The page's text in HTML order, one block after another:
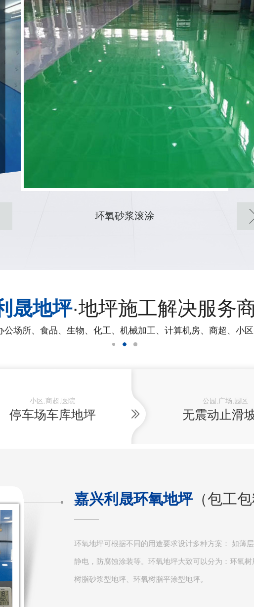
渗透剂地坪
晟地坪·地坪施工解决服务
公场所、食品、生物、化工、机械加工、计算机房、商超、小
小区,商超,医院
停车场车库地坪
公园,广场,园区
无震动止滑
嘉兴利晟环氧地坪（包工包
环氧地坪可根据不同的用途要求设计多种方案 ： 如薄
静电，防腐蚀涂装等。环氧地坪大致可以分为：环氧
树脂砂浆型地坪、环氧树脂平涂型地坪。